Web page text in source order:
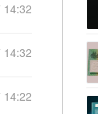
14:32
14:32
14:22